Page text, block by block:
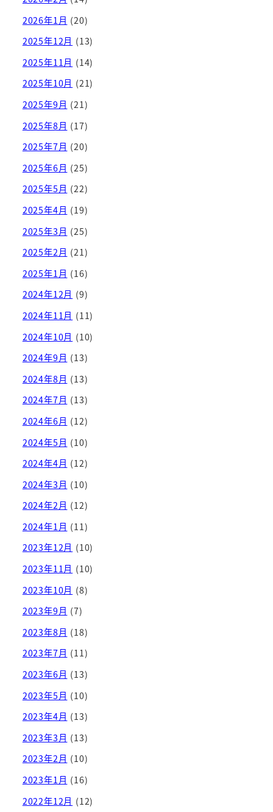
2026年1月 (20)
2025年12月 (13)
2025年11月 (14)
2025年10月 (21)
2025年9月 (21)
2025年8月 (17)
2025年7月 (20)
2025年6月 (25)
2025年5月 (22)
2025年4月 (19)
2025年3月 (25)
2025年2月 (21)
2025年1月 (16)
2024年12月 (9)
2024年11月 (11)
2024年10月 (10)
2024年9月 (13)
2024年8月 (13)
2024年7月 (13)
2024年6月 (12)
2024年5月 (10)
2024年4月 (12)
2024年3月 (10)
2024年2月 (12)
2024年1月 (11)
2023年12月 (10)
2023年11月 (10)
2023年10月 (8)
2023年9月 (7)
2023年8月 (18)
2023年7月 (11)
2023年6月 (13)
2023年5月 (10)
2023年4月 (13)
2023年3月 (13)
2023年2月 (10)
2023年1月 (16)
2022年12月 (12)